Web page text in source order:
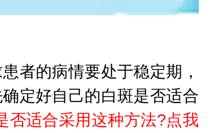
的病情要处于稳定期，
定好自己的白斑是否适合
否适合采用这种方法?点我